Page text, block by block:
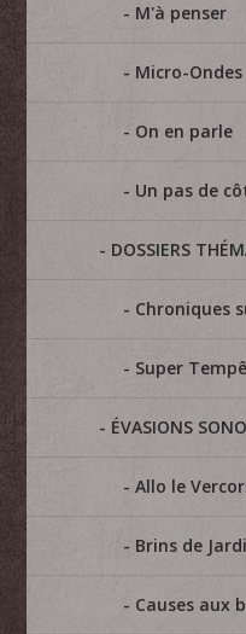
M'à penser
Micro-Ondes
On en parle
Un pas de
DOSSIERS
Chroniques
Super
ÉVASIONS
Allo le
Brins de
Causes aux